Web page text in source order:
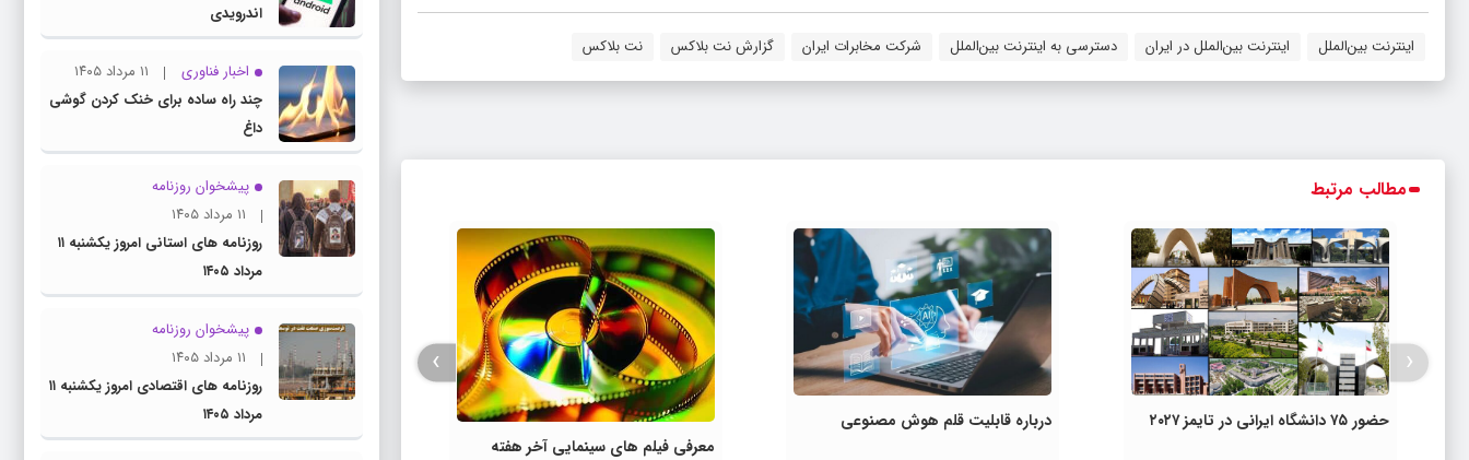
اینترنت بین‌الملل اینترنت بین‌الملل در ایران دسترسی به اینترنت بین‌الملل شرکت مخابرات ایران گزارش نت بلاکس نت بلاکس
مطالب مرتبط
حضور ۷۵ دانشگاه ایرانی در تایمز ۲۰۲۷
درباره قابلیت قلم هوش مصنوعی
معرفی فیلم های سینمایی آخر هفته
فیلم / پزشکیان: استعفا نخواهم داد و
‹
›
اندرویدی
اخبار فناوری
۱۱ مرداد ۱۴۰۵
چند راه‌ ساده برای خنک کردن گوشی
داغ
پیشخوان روزنامه
۱۱ مرداد ۱۴۰۵
روزنامه های استانی امروز یکشنبه ۱۱
مرداد ۱۴۰۵
پیشخوان روزنامه
۱۱ مرداد ۱۴۰۵
روزنامه های اقتصادی امروز یکشنبه ۱۱
مرداد ۱۴۰۵